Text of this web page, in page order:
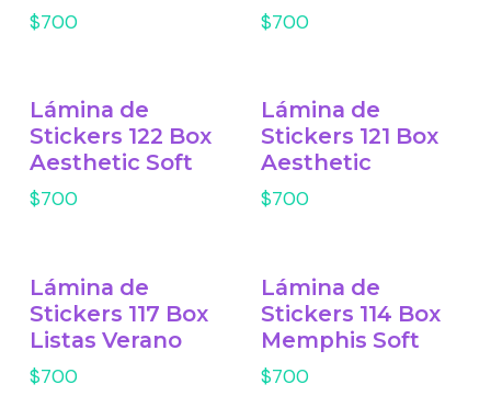
$700 $700
Lámina de
Stickers 122 Box
Aesthetic Soft
$700
Lámina de
Stickers 121 Box
Aesthetic
$700
Lámina de
Stickers 117 Box
Listas Verano
$700
Lámina de
Stickers 114 Box
Memphis Soft
$700